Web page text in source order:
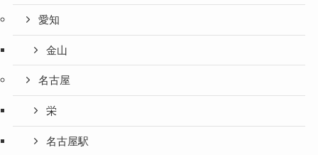
愛知
金山
名古屋
栄
名古屋駅